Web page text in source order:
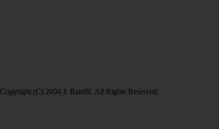
Copyright (C) 2004 J. Banfill. All Rights Reserved.